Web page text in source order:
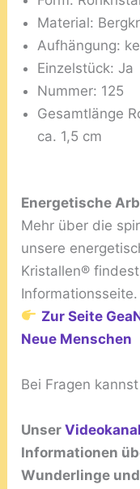
Material:
Aufhängung:
Einzelstück: Ja
Nummer: 125
Gesamtlänge
ca. 1,5 cm
Energetische
Mehr über die
unsere
Kristallen®
Informationsseite.
Zur Seite
Neue Menschen
Bei Fragen
UnserVideokanal
Informationen
Wunderlinge